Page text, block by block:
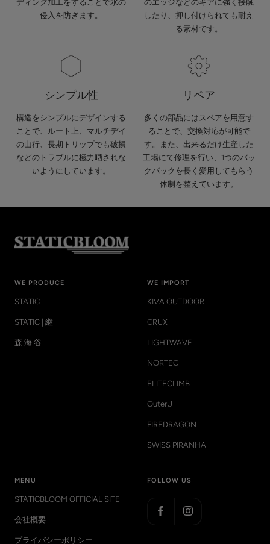
ディング加工をすることで水の
侵入を防ぎます。
のエッジなどのギアに強く接触
したり、押し付けられても耐え
る素材です。
シンプル性
構造をシンプルにデザインする
ことで、ルート上、マルチデイ
の山行、長期トリップでも破損
などのトラブルに極力晒されな
いようにしています。
リペア
多くの部品にはスペアを用意す
ることで、交換対応が可能で
す。また、出来るだけ生産した
工場にて修理を行い、1つのバッ
クパックを長く愛用してもらう
体制を整えています。
WE PRODUCE
STATIC
STATIC | 継
森 海 谷
WE IMPORT
KIVA OUTDOOR
CRUX
LIGHTWAVE
NORTEC
ELITECLIMB
OuterU
FIREDRAGON
SWISS PIRANHA
MENU
STATICBLOOM OFFICIAL SITE
会社概要
プライバシーポリシー
FOLLOW US